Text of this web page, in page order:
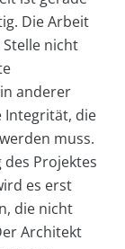
Die Arbeit
nicht
anderer
Integrität, die
muss.
Projektes
es erst
die nicht
Architekt